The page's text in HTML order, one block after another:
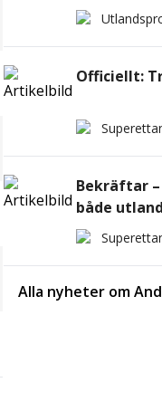
Officiellt:
Bekräftar –
både
Alla nyheter om